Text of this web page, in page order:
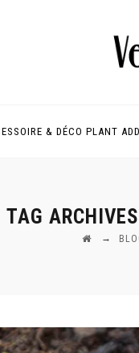
& DÉCO PLANT
TAG
→